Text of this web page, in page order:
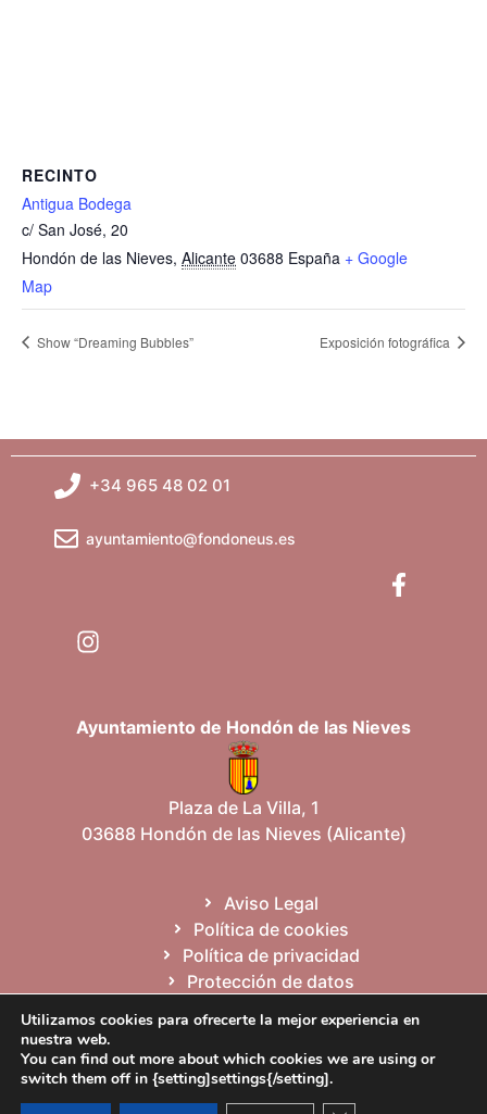
RECINTO
Antigua Bodega
c/ San José, 20
Hondón de las Nieves, Alicante 03688 España + Google
Map
Show “Dreaming Bubbles” Exposición fotográfica
+34 965 48 02 01
ayuntamiento@fondoneus.es
Ayuntamiento de Hondón de las Nieves
Plaza de La Villa, 1
03688 Hondón de las Nieves (Alicante)
Aviso Legal
Política de cookies
Política de privacidad
Protección de datos
Utilizamos cookies para ofrecerte la mejor experiencia en
nuestra web.
You can find out more about which cookies we are using or
switch them off in {setting]settings{/setting].
Español Valencià